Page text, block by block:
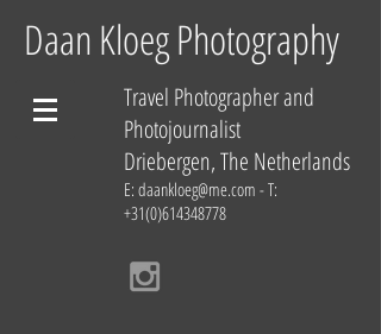
Daan Kloeg Photography
Travel Photographer and
Photojournalist
Driebergen, The Netherlands
E: daankloeg@me.com - T:
+31(0)614348778